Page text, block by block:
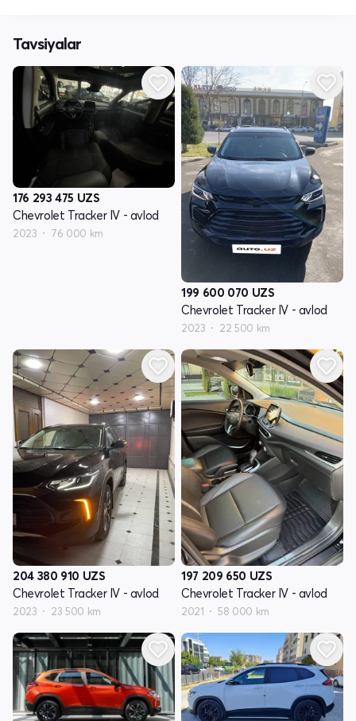
Tavsiyalar
176 293 475 UZS
Chevrolet Tracker IV - avlod
2023 76 000 km
199 600 070 UZS
Chevrolet Tracker IV - avlod
2023 22 500 km
204 380 910 UZS
Chevrolet Tracker IV - avlod
2023 23 500 km
197 209 650 UZS
Chevrolet Tracker IV - avlod
2021 58 000 km